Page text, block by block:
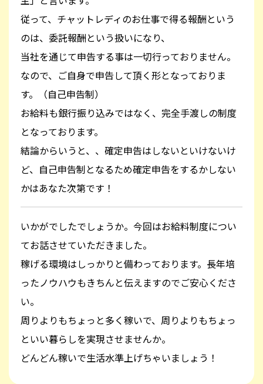
従って、チャットレディのお仕事で得る報酬という
のは、委託報酬という扱いになり、
当社を通じて申告する事は一切行っておりません。
なので、ご自身で申告して頂く形となっておりま
す。（自己申告制）
お給料も銀行振り込みではなく、完全手渡しの制度
となっております。
結論からいうと、、確定申告はしないといけないけ
ど、自己申告制となるため確定申告をするかしない
かはあなた次第です！
いかがでしたでしょうか。今回はお給料制度につい
てお話させていただきました。
稼げる環境はしっかりと備わっております。長年培
ったノウハウもきちんと伝えますのでご安心くださ
い。
周りよりもちょっと多く稼いで、周りよりもちょっ
といい暮らしを実現させませんか。
どんどん稼いで生活水準上げちゃいましょう！